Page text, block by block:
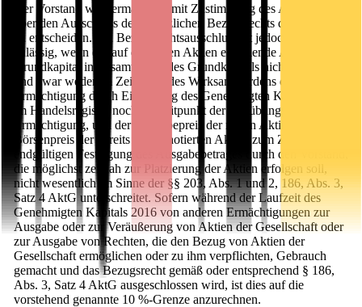
Der Vorstand wird ermächtigt, mit Zustimmung des Aufsichtsrats
über den Ausschluss des gesetzlichen Bezugsrechts der Aktionäre
zu entscheiden. Ein Bezugsrechtsausschluss ist jedoch nur
zulässig, wenn der auf die neuen Aktien entfallende Anteil am
Grundkapital insgesamt 10 % des Grundkapitals nicht übersteigt,
und zwar weder im Zeitpunkt des Wirksamwerdens dieser
Ermächtigung durch Eintragung des Genehmigten Kapitals 2016
im Handelsregister noch im Zeitpunkt der Ausübung dieser
Ermächtigung, und der Ausgabepreis der neuen Aktien den
Börsenpreis der bereits börsennotierten Aktien zum Zeitpunkt der
endgültigen Festlegung des Ausgabebetrages durch den Vorstand,
die möglichst zeitnah zur Platzierung der Aktien erfolgen soll,
nicht wesentlich im Sinne der §§ 203, Abs. 1 und 2, 186, Abs. 3,
Satz 4 AktG unterschreitet. Sofern während der Laufzeit des
Genehmigten Kapitals 2016 von anderen Ermächtigungen zur
Ausgabe oder zur Veräußerung von Aktien der Gesellschaft oder
zur Ausgabe von Rechten, die den Bezug von Aktien der
Gesellschaft ermöglichen oder zu ihm verpflichten, Gebrauch
gemacht und das Bezugsrecht gemäß oder entsprechend § 186,
Abs. 3, Satz 4 AktG ausgeschlossen wird, ist dies auf die
vorstehend genannte 10 %-Grenze anzurechnen.